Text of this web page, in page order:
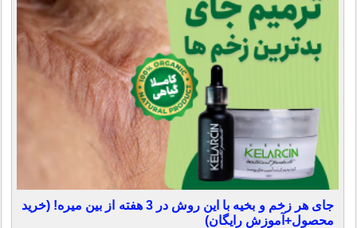
جای هر زخم و بخیه با این روش در 3 هفته از بین میره! (خرید
محصول+آموزش رایگان)